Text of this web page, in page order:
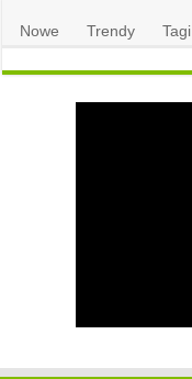
Nowe Trendy Tagi